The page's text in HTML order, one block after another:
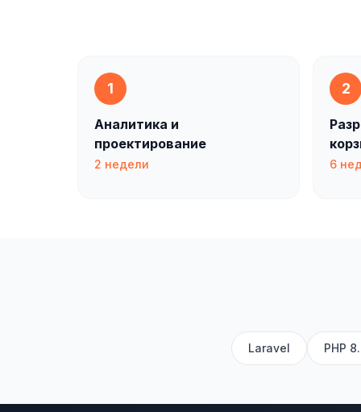
1
Аналитика и
проектирование
2 недели
2
6
Laravel PHP